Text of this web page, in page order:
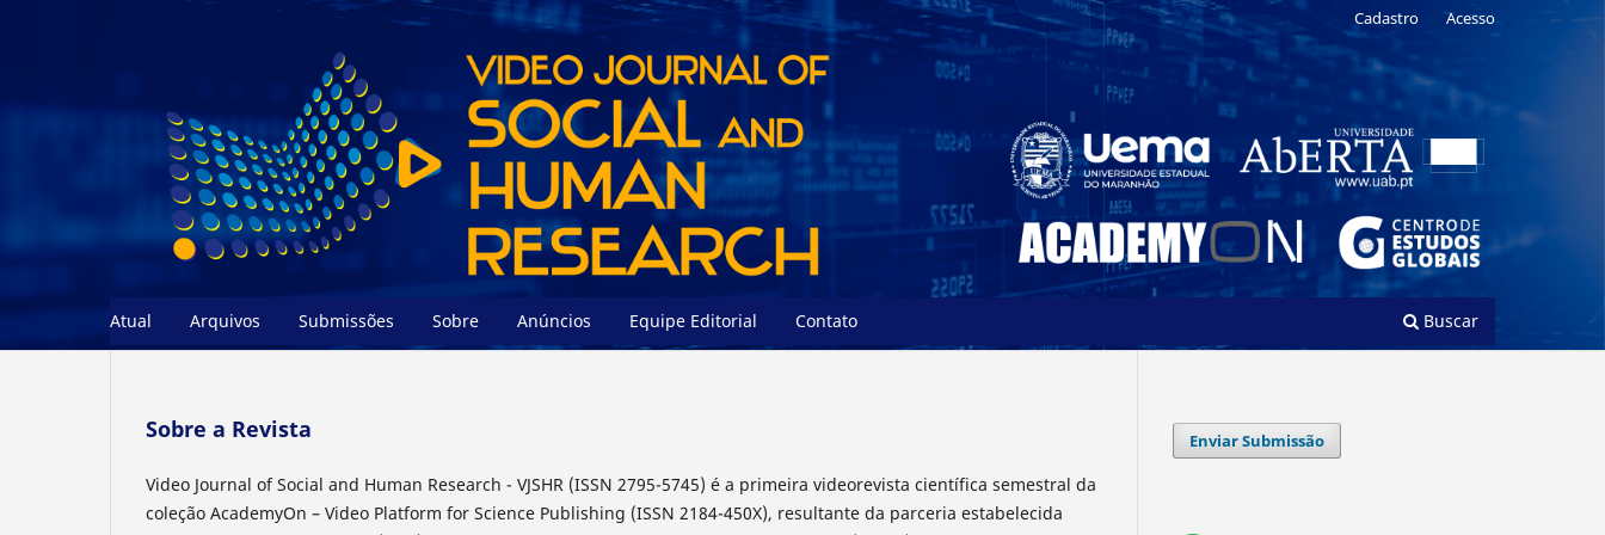
Atual Arquivos Submissões Sobre Anúncios Equipe Editorial Contato Buscar
Cadastro Acesso
Sobre a Revista
Video Journal of Social and Human Research - VJSHR (ISSN 2795-5745) é a primeira videorevista científica semestral da
coleção AcademyOn – Video Platform for Science Publishing (ISSN 2184-450X), resultante da parceria estabelecida
Enviar Submissão